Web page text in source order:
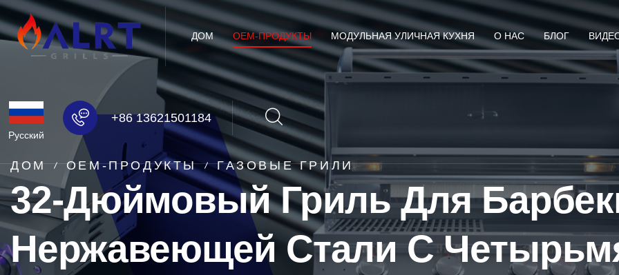
ДОМ OEM-ПРОДУКТЫ МОДУЛЬНАЯ УЛИЧНАЯ КУХНЯ О НАС БЛОГ
Русский
+86 13621501184
ДОМ OEM-ПРОДУКТЫ ГАЗОВЫЕ ГРИЛИ
32-Дюймовый Гриль Для
Нержавеющей Стали С